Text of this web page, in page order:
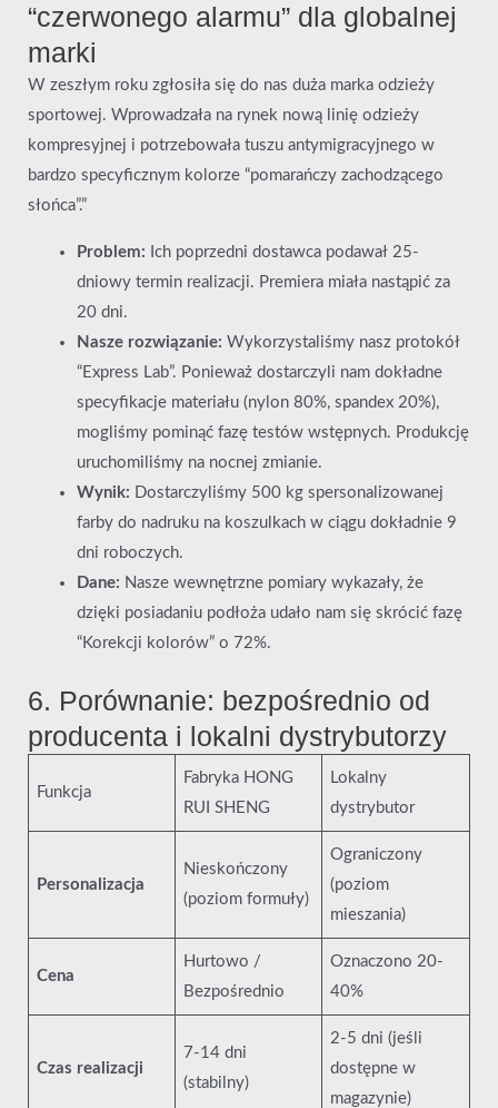
“czerwonego alarmu” dla globalnej
marki
W zeszłym roku zgłosiła się do nas duża marka odzieży
sportowej. Wprowadzała na rynek nową linię odzieży
kompresyjnej i potrzebowała tuszu antymigracyjnego w
bardzo specyficznym kolorze “pomarańczy zachodzącego
słońca”.”
Problem: Ich poprzedni dostawca podawał 25-
dniowy termin realizacji. Premiera miała nastąpić za
20 dni.
Nasze rozwiązanie: Wykorzystaliśmy nasz protokół
“Express Lab”. Ponieważ dostarczyli nam dokładne
specyfikacje materiału (nylon 80%, spandex 20%),
mogliśmy pominąć fazę testów wstępnych. Produkcję
uruchomiliśmy na nocnej zmianie.
Wynik: Dostarczyliśmy 500 kg spersonalizowanej
farby do nadruku na koszulkach w ciągu dokładnie 9
dni roboczych.
Dane: Nasze wewnętrzne pomiary wykazały, że
dzięki posiadaniu podłoża udało nam się skrócić fazę
“Korekcji kolorów” o 72%.
6. Porównanie: bezpośrednio od
producenta i lokalni dystrybutorzy
Funkcja
Fabryka HONG
RUI SHENG
Lokalny
dystrybutor
Personalizacja
Nieskończony
(poziom formuły)
Ograniczony
(poziom
mieszania)
Cena
Hurtowo /
Bezpośrednio
Oznaczono 20-
40%
Czas realizacji
7-14 dni
(stabilny)
2-5 dni (jeśli
dostępne w
magazynie)